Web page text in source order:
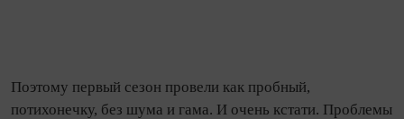
Поэтому первый сезон провели как пробный,
потихонечку, без шума и гама. И очень кстати. Проблемы